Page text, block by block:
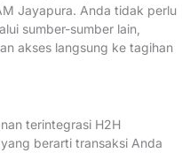
Jayapura. Anda tidak perlu
sumber-sumber lain,
akses langsung ke tagihan
terintegrasi H2H
berarti transaksi Anda